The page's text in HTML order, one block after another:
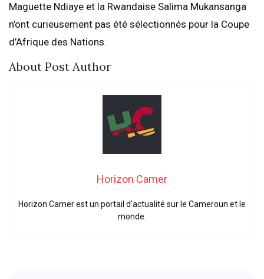
Maguette Ndiaye et la Rwandaise Salima Mukansanga
n’ont curieusement pas été sélectionnés pour la Coupe
d’Afrique des Nations.
About Post Author
Horizon Camer
Horizon Camer est un portail d’actualité sur le Cameroun et le
monde.